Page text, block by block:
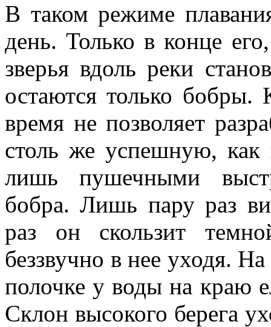
В таком режиме
день. Только в конце
зверья вдоль реки
остаются только
время не позволяет
столь же успешную, как
лишь пушечными
бобра. Лишь пару раз
раз он скользит
беззвучно в нее уходя.
полочке у воды на краю
Склон высокого берега